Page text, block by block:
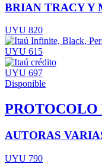
BRIAN TRACY Y
UYU 820
UYU 615
UYU 697
Disponible
PROTOCOLO
AUTORAS
UYU 790